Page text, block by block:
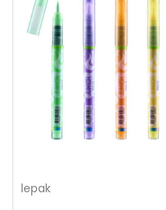
lepak